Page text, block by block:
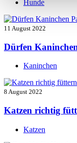
Hunde
11 August 2022
Dürfen
Kaninchen
8 August 2022
Katzen richtig
Katzen